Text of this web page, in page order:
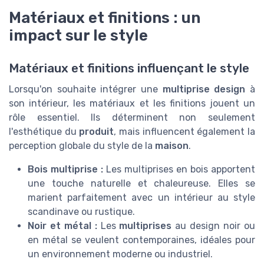
Matériaux et finitions : un
impact sur le style
Matériaux et finitions influençant le style
Lorsqu'on souhaite intégrer une multiprise design à
son intérieur, les matériaux et les finitions jouent un
rôle essentiel. Ils déterminent non seulement
l'esthétique du produit, mais influencent également la
perception globale du style de la maison.
Bois multiprise : Les multiprises en bois apportent
une touche naturelle et chaleureuse. Elles se
marient parfaitement avec un intérieur au style
scandinave ou rustique.
Noir et métal :Les multiprises au design noir ou
en métal se veulent contemporaines, idéales pour
un environnement moderne ou industriel.